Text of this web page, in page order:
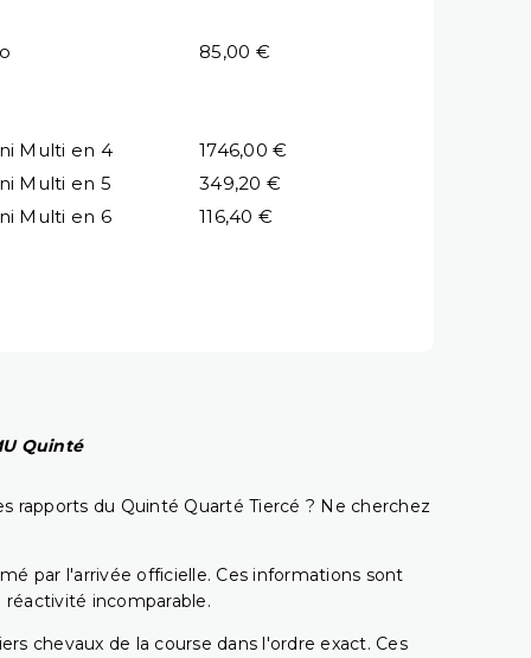
85,00 €
Multi en 4
1746,00 €
Multi en 5
349,20 €
Multi en 6
116,40 €
Quinté
rapports du Quinté Quarté Tiercé ? Ne cherchez
par l'arrivée officielle. Ces informations sont
incomparable.
chevaux de la course dans l'ordre exact. Ces